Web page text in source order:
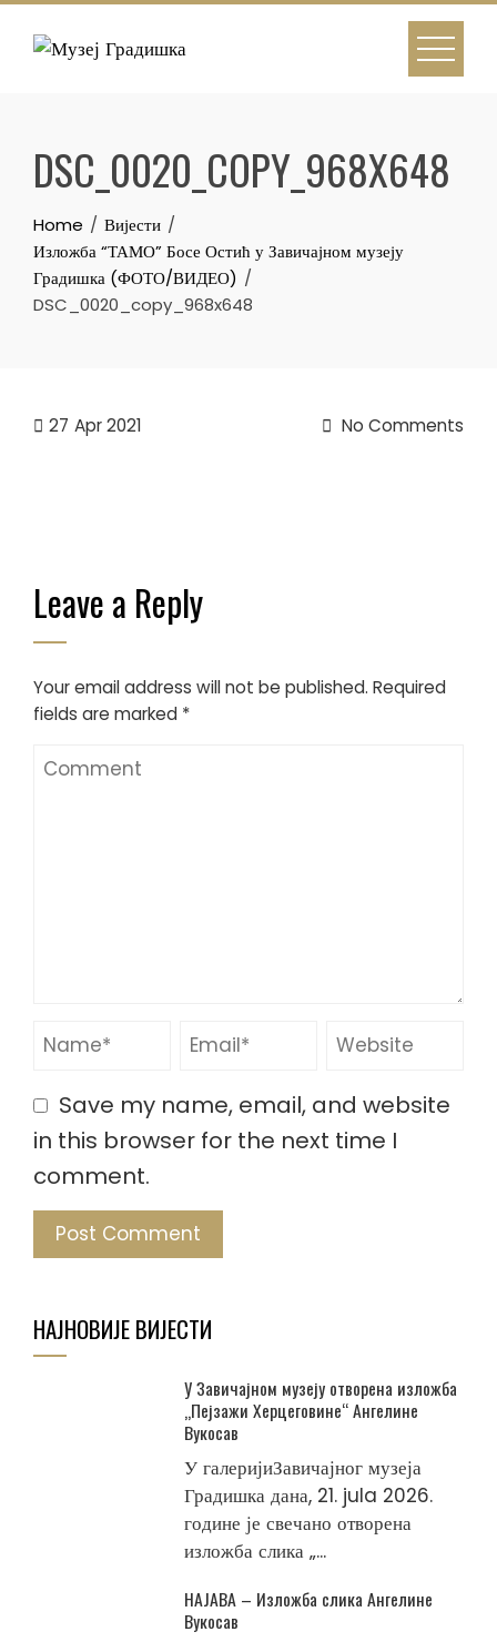
Skip
DSC_0020_COPY_968X648
Home
Вијести
Изложба “ТАМО” Босе Остић у Завичајном музеју
Градишка (ФОТО/ВИДЕО)
DSC_0020_copy_968x648
27 Apr 2021 No Comments
Leave a Reply
Your email address will not be published. Required
fields are marked *
Save my name, email, and website
in this browser for the next time I
comment.
НАЈНОВИЈЕ ВИЈЕСТИ
У Завичајном музеју отворена изложба
„Пејзажи Херцеговине“ Ангелине
Вукосав
У галеријиЗавичајног музеја
Градишка дана, 21. jula 2026.
године је свечано отворена
изложба слика „...
НАЈАВА – Изложба слика Ангелине
Вукосав